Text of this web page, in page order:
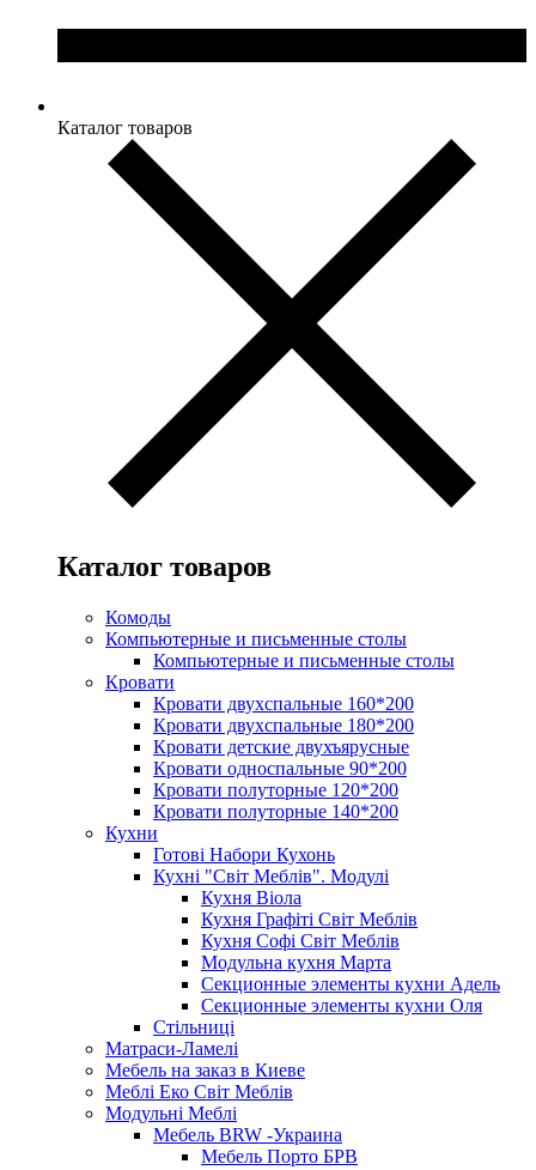
Каталог товаров
Каталог товаров
Комоды
Компьютерные и письменные столы
Компьютерные и письменные столы
Кровати
Кровати двухспальные 160*200
Кровати двухспальные 180*200
Кровати детские двухъярусные
Кровати односпальные 90*200
Кровати полуторные 120*200
Кровати полуторные 140*200
Кухни
Готові Набори Кухонь
Кухні "Світ Меблів". Модулі
Кухня Віола
Кухня Графіті Світ Меблів
Кухня Софі Світ Меблів
Модульна кухня Марта
Секционные элементы кухни Адель
Секционные элементы кухни Оля
Стільниці
Матраси-Ламелі
Мебель на заказ в Киеве
Меблі Еко Світ Меблів
Модульні Меблі
Мебель BRW -Украина
Мебель Порто БРВ